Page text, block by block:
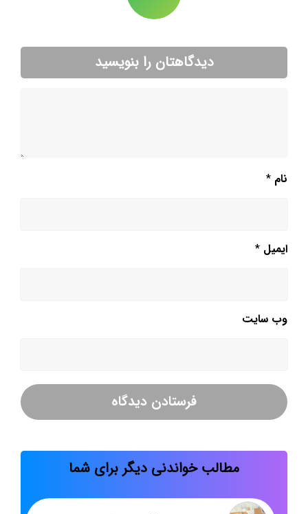
دیدگاهتان را بنویسید
نام *
ایمیل *
وب‌ سایت
مطالب خواندنی دیگر برای شما